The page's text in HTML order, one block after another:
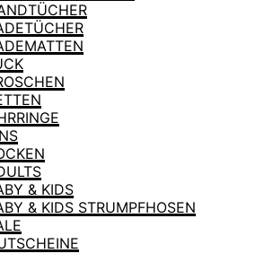
& KIDS
& KIDS STRUMPFHOSEN